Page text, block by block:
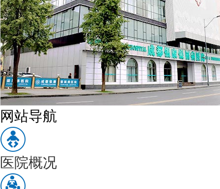
网站导航
医院概况